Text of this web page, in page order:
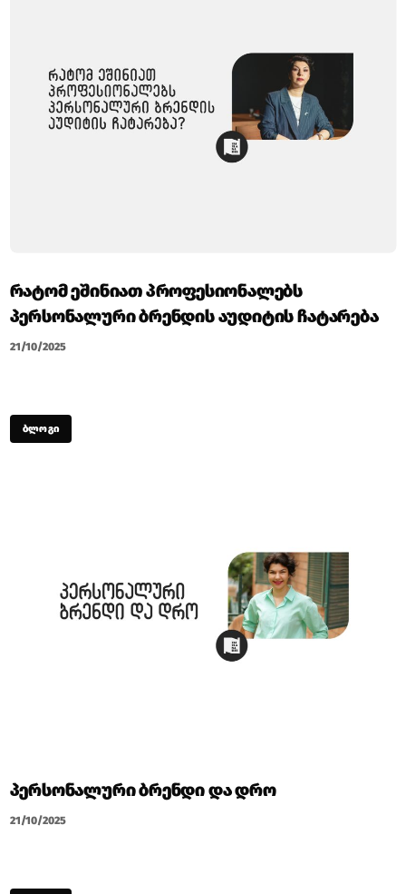
ᲠᲐᲢᲝᲛ ᲔᲨᲘᲜᲘᲐᲗ ᲞᲠᲝᲤᲔᲡᲘᲝᲜᲐᲚᲔᲑᲡ
ᲞᲔᲠᲡᲝᲜᲐᲚᲣᲠᲘ ᲑᲠᲔᲜᲓᲘᲡ ᲐᲣᲓᲘᲢᲘᲡ ᲩᲐᲢᲐᲠᲔᲑᲐ
21/10/2025
ᲑᲚᲝᲒᲘ
ᲞᲔᲠᲡᲝᲜᲐᲚᲣᲠᲘ ᲑᲠᲔᲜᲓᲘ ᲓᲐ ᲓᲠᲝ
21/10/2025